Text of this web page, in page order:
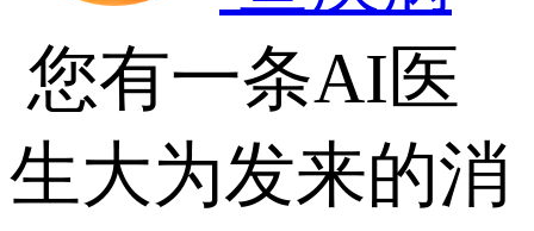
您有一条AI医
生大为发来的消